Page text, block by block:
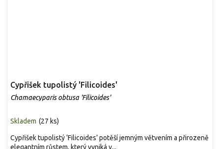
Cypřišek tupolistý 'Filicoides'
Chamaecyparis obtusa 'Filicoides'
Skladem (27 ks)
Cypřišek tupolistý ‘Filicoides’ potěší jemným větvením a přirozeně
elegantním růstem, který vyniká v...